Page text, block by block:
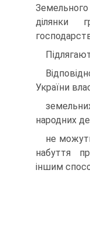
дiлянки
України
народних
не
набуття
iншим